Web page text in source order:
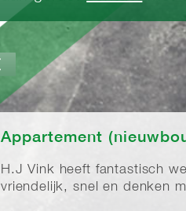
Appartement
H.J Vink heeft fantastisch
vriendelijk, snel en denken